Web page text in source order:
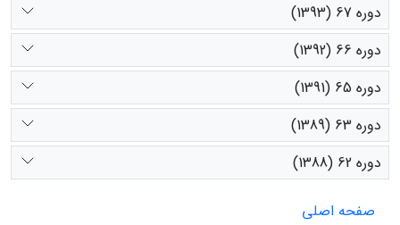
دوره 67 (1393)
دوره 66 (1392)
دوره 65 (1391)
دوره 63 (1389)
دوره 62 (1388)
صفحه اصلی